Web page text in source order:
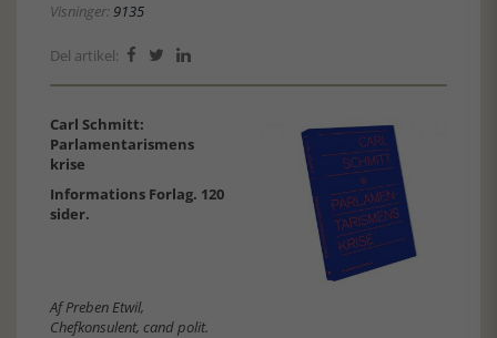
Visninger:9135
Del artikel:   
Carl Schmitt:
Parlamentarismens
krise
Informations Forlag. 120
sider.
Af Preben Etwil,
Chefkonsulent, cand polit.